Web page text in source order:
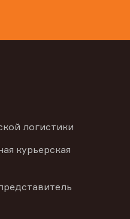
логистики
курьерская